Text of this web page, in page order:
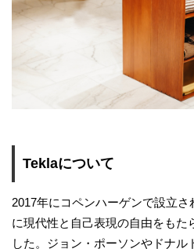
Teklaについて
2017年にコペンハーゲンで設立
に現代性と自己表現の自由をもた
した。ジョン・ポーソンやドナ